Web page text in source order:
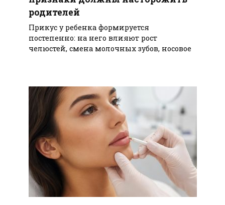
родителей
Прикус у ребенка формируется
постепенно: на него влияют рост
челюстей, смена молочных зубов, носовое